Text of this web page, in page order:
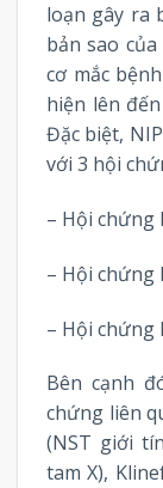
loạn gây ra
bản sao
cơ mắc bệnh
hiện lên
Đặc biệt,
với 3 hội
– Hội chứng
– Hội chứng
– Hội chứng
Bên cạnh
chứng liên
(NST giới
tam X),